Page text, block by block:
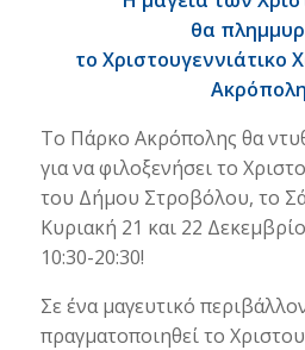
θα
το Χριστουγεννιάτικο
Το Πάρκο Ακρόπολης θα
για να φιλοξενήσει το
του Δήμου Στροβόλου, το
Κυριακή 21 και 22
10:30-20:30!
Σε ένα μαγευτικό
πραγματοποιηθεί το